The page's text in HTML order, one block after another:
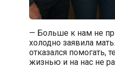
— Больше к нам не
холодно заявила
отказался помогать,
жизнью и на нас не